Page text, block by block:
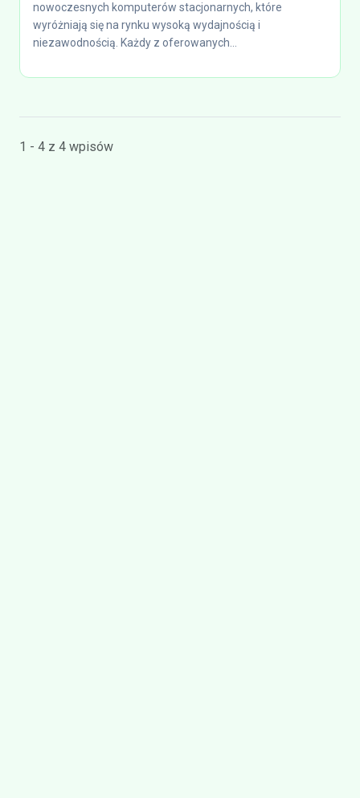
nowoczesnych komputerów stacjonarnych, które
wyróżniają się na rynku wysoką wydajnością i
niezawodnością. Każdy z oferowanych...
1 - 4 z 4 wpisów